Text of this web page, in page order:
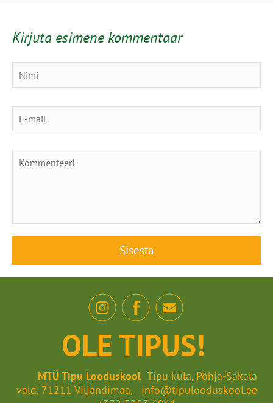
Kirjuta esimene kommentaar
OLE TIPUS!
MTÜ Tipu Looduskool Tipu küla, Põhja-Sakala
vald, 71211 Viljandimaa, info@tipulooduskool.ee